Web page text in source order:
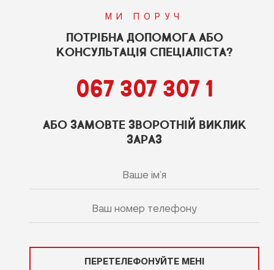
МИ ПОРУЧ
ПОТРІБНА ДОПОМОГА АБО
КОНСУЛЬТАЦІЯ СПЕЦІАЛІСТА?
067 307 307 1
АБО ЗАМОВТЕ ЗВОРОТНІЙ ВИКЛИК
ЗАРАЗ
ПЕРЕТЕЛЕФОНУЙТЕ МЕНІ